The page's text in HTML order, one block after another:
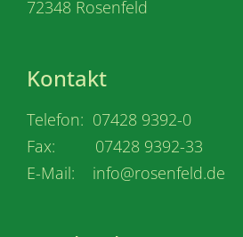
72348 Rosenfeld
Kontakt
Telefon: 07428 9392-0
Fax: 07428 9392-33
E-Mail: info@rosenfeld.de